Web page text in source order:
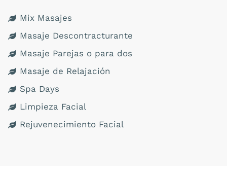
Mix Masajes
Masaje Descontracturante
Masaje Parejas o para dos
Masaje de Relajación
Spa Days
Limpieza Facial
Rejuvenecimiento Facial